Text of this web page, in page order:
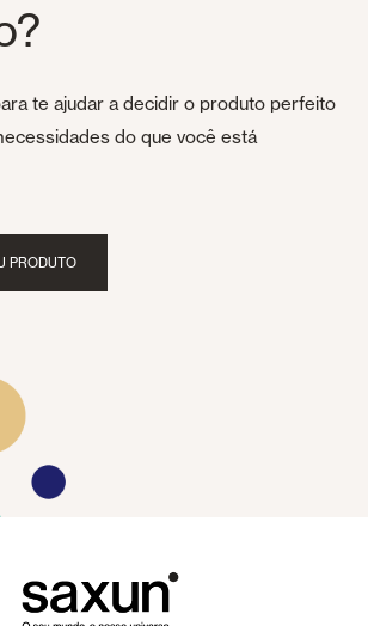
te ajudar a decidir o produto perfeito
do que você está
PRODUTO